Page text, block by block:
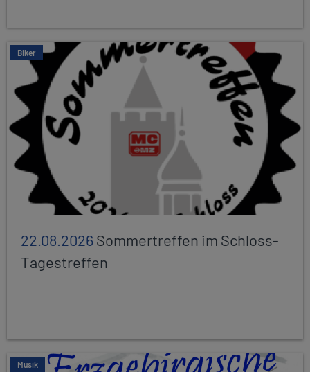
Biker
22.08.2026Sommertreffen im Schloss-
Tagestreffen
Musik